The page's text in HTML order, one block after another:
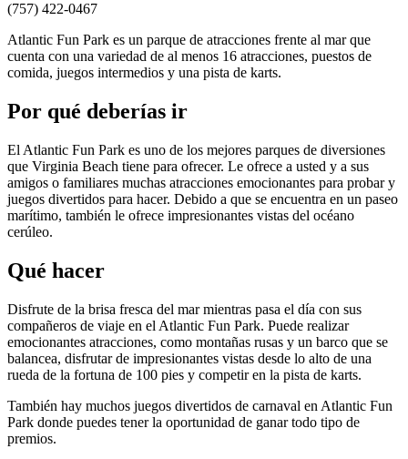
(757) 422-0467
Atlantic Fun Park es un parque de atracciones frente al mar que
cuenta con una variedad de al menos 16 atracciones, puestos de
comida, juegos intermedios y una pista de karts.
Por qué deberías ir
El Atlantic Fun Park es uno de los mejores parques de diversiones
que Virginia Beach tiene para ofrecer. Le ofrece a usted y a sus
amigos o familiares muchas atracciones emocionantes para probar y
juegos divertidos para hacer. Debido a que se encuentra en un paseo
marítimo, también le ofrece impresionantes vistas del océano
cerúleo.
Qué hacer
Disfrute de la brisa fresca del mar mientras pasa el día con sus
compañeros de viaje en el Atlantic Fun Park. Puede realizar
emocionantes atracciones, como montañas rusas y un barco que se
balancea, disfrutar de impresionantes vistas desde lo alto de una
rueda de la fortuna de 100 pies y competir en la pista de karts.
También hay muchos juegos divertidos de carnaval en Atlantic Fun
Park donde puedes tener la oportunidad de ganar todo tipo de
premios.